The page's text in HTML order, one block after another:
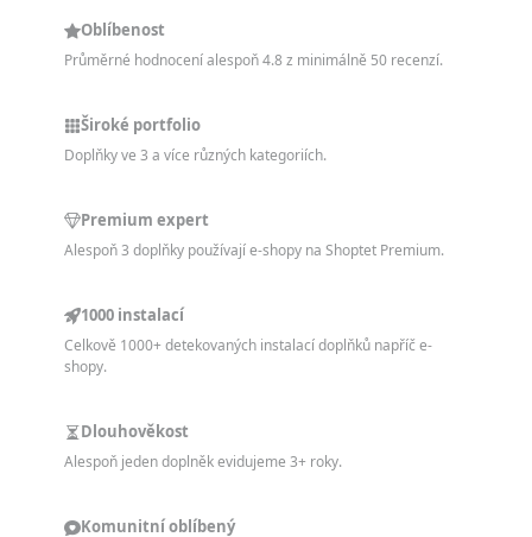
Oblíbenost
Průměrné hodnocení alespoň 4.8 z minimálně 50 recenzí.
Široké portfolio
Doplňky ve 3 a více různých kategoriích.
Premium expert
Alespoň 3 doplňky používají e-shopy na Shoptet Premium.
1000 instalací
Celkově 1000+ detekovaných instalací doplňků napříč e-
shopy.
Dlouhověkost
Alespoň jeden doplněk evidujeme 3+ roky.
Komunitní oblíbený